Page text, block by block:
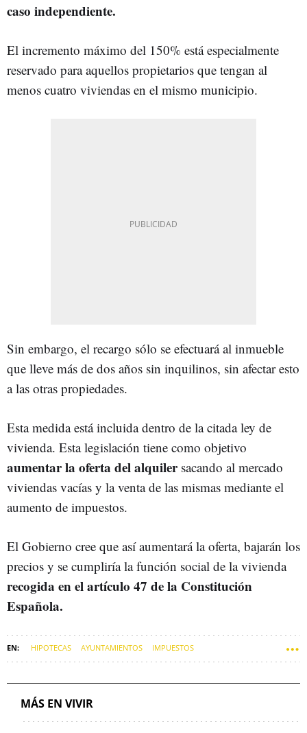
caso independiente.
El incremento máximo del 150% está especialmente
reservado para aquellos propietarios que tengan al
menos cuatro viviendas en el mismo municipio.
Sin embargo, el recargo sólo se efectuará al inmueble
que lleve más de dos años sin inquilinos, sin afectar esto
a las otras propiedades.
Esta medida está incluida dentro de la citada ley de
vivienda. Esta legislación tiene como objetivo
aumentar la oferta del alquilersacando al mercado
viviendas vacías y la venta de las mismas mediante el
aumento de impuestos.
El Gobierno cree que así aumentará la oferta, bajarán los
precios y se cumpliría la función social de la vivienda
recogida en el artículo 47 de la Constitución
Española.
HIPOTECAS AYUNTAMIENTOS IMPUESTOS
MÁS EN VIVIR